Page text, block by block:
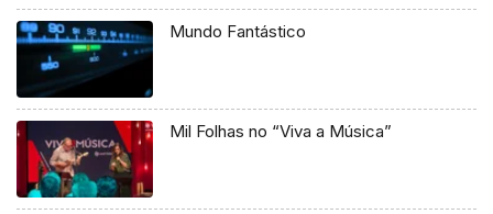
Mundo Fantástico
Mil Folhas no “Viva a Música”